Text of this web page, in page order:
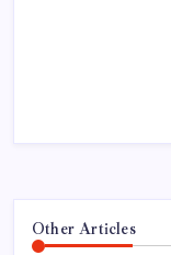
Other Articles